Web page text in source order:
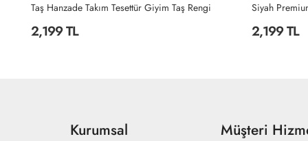
Taş Hanzade Takım Tesettür Giyim Taş Rengi
2,199 TL 2,199 TL
Kurumsal Müşteri